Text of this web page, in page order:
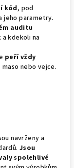
kód, pod
jeho parametry.
auditu
a kdekoli na
peří vždy
maso nebo vejce.
navrženy a
Jsou
spolehlivé